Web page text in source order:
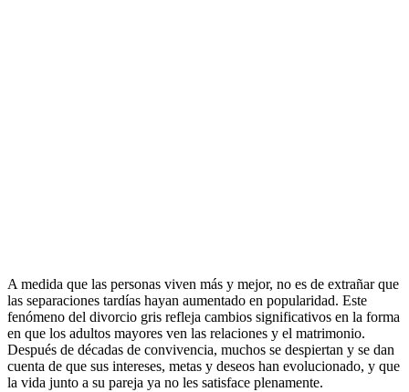
A medida que las personas viven más y mejor, no es de extrañar que
las separaciones tardías hayan aumentado en popularidad. Este
fenómeno del divorcio gris refleja cambios significativos en la forma
en que los adultos mayores ven las relaciones y el matrimonio.
Después de décadas de convivencia, muchos se despiertan y se dan
cuenta de que sus intereses, metas y deseos han evolucionado, y que
la vida junto a su pareja ya no les satisface plenamente.